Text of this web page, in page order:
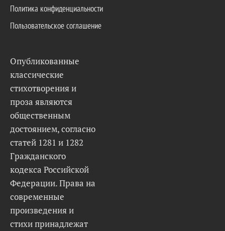
Политика конфиденциальности
Пользовательское соглашение
Опубликованные
классические
стихотворения и
проза являются
общественным
достоянием, согласно
статей 1281 и 1282
Гражданского
кодекса Российской
Федерации. Права на
современные
произведения и
стихи принадлежат